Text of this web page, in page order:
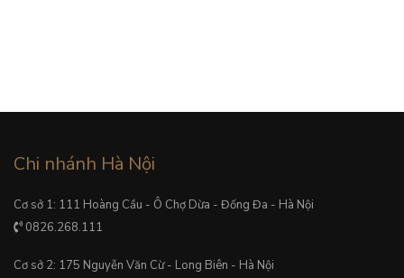
Chi nhánh Hà Nội
Cơ sở 1: 111 Hoàng Cầu - Ô Chợ Dừa - Đống Đa - Hà Nội
0826.268.111
Cơ sở 2: 175 Nguyễn Văn Cừ - Long Biên - Hà Nội